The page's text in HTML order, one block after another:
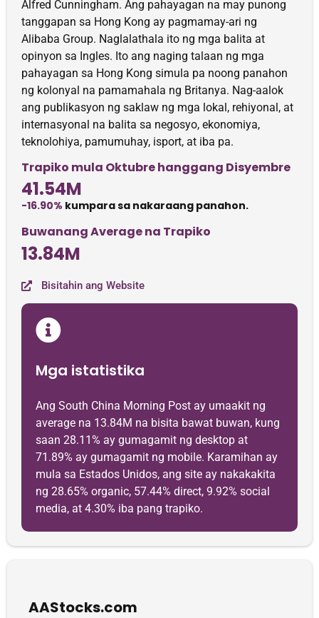
Alfred Cunningham. Ang pahayagan na may punong
tanggapan sa Hong Kong ay pagmamay-ari ng
Alibaba Group. Naglalathala ito ng mga balita at
opinyon sa Ingles. Ito ang naging talaan ng mga
pahayagan sa Hong Kong simula pa noong panahon
ng kolonyal na pamamahala ng Britanya. Nag-aalok
ang publikasyon ng saklaw ng mga lokal, rehiyonal, at
internasyonal na balita sa negosyo, ekonomiya,
teknolohiya, pamumuhay, isport, at iba pa.
Trapiko mula Oktubre hanggang Disyembre
41.54M
-16.90% kumpara sa nakaraang panahon.
Buwanang Average na Trapiko
13.84M
Bisitahin ang Website
Mga istatistika
Ang South China Morning Post ay umaakit ng
average na 13.84M na bisita bawat buwan, kung
saan 28.11% ay gumagamit ng desktop at
71.89% ay gumagamit ng mobile. Karamihan ay
mula sa Estados Unidos, ang site ay nakakakita
ng 28.65% organic, 57.44% direct, 9.92% social
media, at 4.30% iba pang trapiko.
AAStocks.com